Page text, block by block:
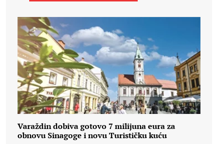
Varaždin dobiva gotovo 7 milijuna eura za
obnovu Sinagoge i novu Turističku kuću